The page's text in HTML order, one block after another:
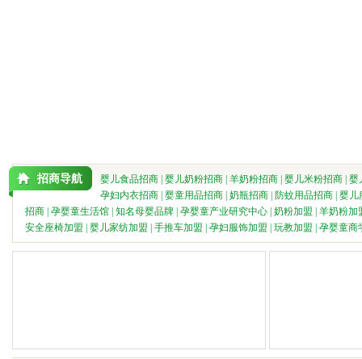
招商导航 婴儿食品招商 婴儿奶粉招商 羊奶粉招商 婴儿米粉招商 婴
孕妇内衣招商 婴童用品招商 奶瓶招商 防蚊用品招商 婴儿
招商 孕婴童生活馆 知名母婴品牌 孕婴童产业研究中心 奶粉加盟
羊奶粉加
安全座椅加盟
婴儿家纺加盟 手推车加盟 孕妇服饰加盟 玩教加盟 孕婴童商